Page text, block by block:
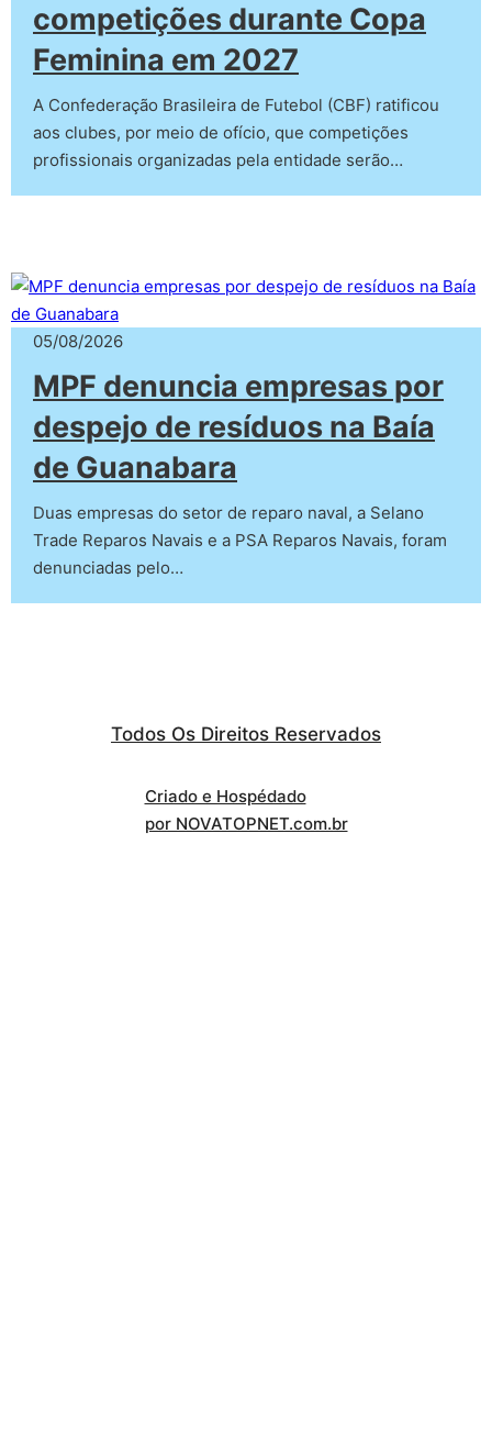
competições durante Copa
Feminina em 2027
A Confederação Brasileira de Futebol (CBF) ratificou
aos clubes, por meio de ofício, que competições
profissionais organizadas pela entidade serão…
05/08/2026
MPF denuncia empresas por
despejo de resíduos na Baía
de Guanabara
Duas empresas do setor de reparo naval, a Selano
Trade Reparos Navais e a PSA Reparos Navais, foram
denunciadas pelo…
Todos Os Direitos Reservados
Criado e Hospédado
por NOVATOPNET.com.br